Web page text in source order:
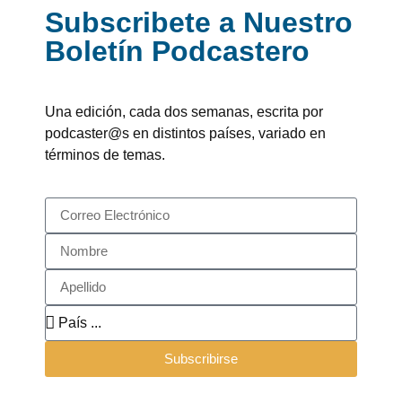
Subscribete a Nuestro
Boletín Podcastero
Una edición, cada dos semanas, escrita por
podcaster@s en distintos países, variado en
términos de temas.
Subscribirse